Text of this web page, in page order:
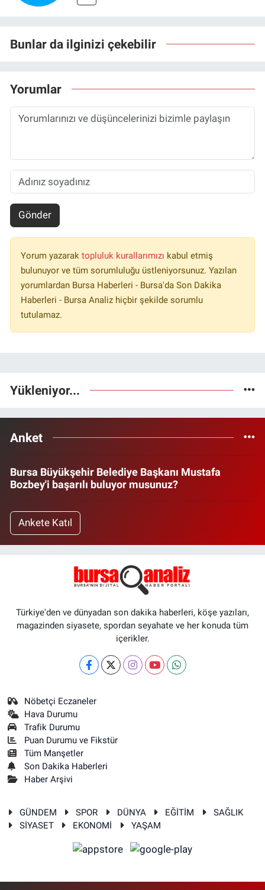
Bunlar da ilginizi çekebilir
Yorumlar
Gönder
Yorum yazarak topluluk kurallarımızı kabul etmiş
bulunuyor ve tüm sorumluluğu üstleniyorsunuz. Yazılan
yorumlardan Bursa Haberleri - Bursa'da Son Dakika
Haberleri - Bursa Analiz hiçbir şekilde sorumlu
tutulamaz.
Yükleniyor...
Anket
Bursa Büyükşehir Belediye Başkanı Mustafa
Bozbey'i başarılı buluyor musunuz?
Ankete Katıl
Türkiye'den ve dünyadan son dakika haberleri, köşe yazıları,
magazinden siyasete, spordan seyahate ve her konuda tüm
içerikler.
Nöbetçi Eczaneler
Hava Durumu
Trafik Durumu
Puan Durumu ve Fikstür
Tüm Manşetler
Son Dakika Haberleri
Haber Arşivi
GÜNDEM SPOR DÜNYA EĞİTİM
SAĞLIK
SİYASET
EKONOMİ YAŞAM